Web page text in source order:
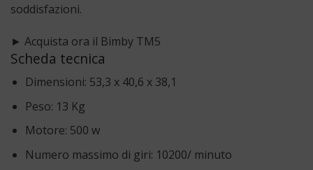
soddisfazioni.
► Acquista ora il Bimby TM5
Scheda tecnica
Dimensioni: 53,3 x 40,6 x 38,1
Peso: 13 Kg
Motore: 500 w
Numero massimo di giri: 10200/ minuto